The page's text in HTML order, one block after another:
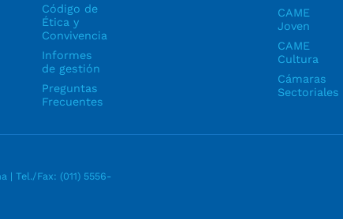
Código de
Ética y
Convivencia
Informes
de gestión
Preguntas
Frecuentes
CAME
Joven
CAME
Cultura
Cámaras
Sectoriales
| Tel./Fax: (011) 5556-